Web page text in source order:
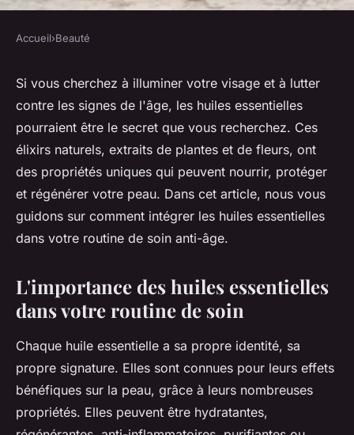
Comment intégrer les huiles
essentielles dans votre routine
de soin anti-âge?
Tiago•19 juin 2024•5 min de lecture
Accueil›Beauté
Si vous cherchez à illuminer votre visage et à lutter
contre les signes de l'âge, les huiles essentielles
pourraient être le secret que vous recherchez. Ces
élixirs naturels, extraits de plantes et de fleurs, ont
des propriétés uniques qui peuvent nourrir, protéger
et régénérer votre peau. Dans cet article, nous vous
guidons sur comment intégrer les huiles essentielles
dans votre routine de soin anti-âge.
L'importance des huiles essentielles
dans votre routine de soin
Chaque huile essentielle a sa propre identité, sa
propre signature. Elles sont connues pour leurs effets
bénéfiques sur la peau, grâce à leurs nombreuses
propriétés. Elles peuvent être hydratantes,